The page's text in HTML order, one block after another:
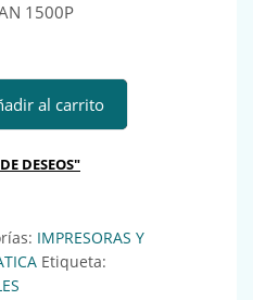
1500P
CYAN 1500P cantidad
al carrito
DESEOS"
IMPRESORAS Y
Etiqueta: